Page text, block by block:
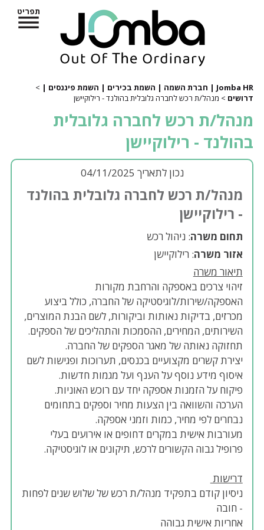
תפריט
Jomba HR | חברת השמה | השמת בכירים | השמת פיננסים |
>
דרושים > מנהל/ת רכש לחברה גלובלית בהולנד - רילוקיישן
מנהל/ת רכש לחברה גלובלית
בהולנד - רילוקיישן
נכון לתאריך 04/11/2025
מנהל/ת רכש לחברה גלובלית בהולנד
- רילוקיישן
תחום משרה: ניהול רכש
אזור משרה: רילוקיישן
תיאור משרה
זיהוי צרכים באספקה והרחבת מקורות
האספקה/שירות/לוגיסטיקה של החברה, כולל ביצוע
מכרזים, בדיקות נאותות וביקורות, לשם הבנת המוצרים,
השירותים, המחירים, ההסמכות והתהליכים של הספקים.
תחזוקה נאותה של מאגר הספקים של החברה.
יצירת קשרים מקצועיים בכנסים, תערוכות ופגישות לשם
איסוף מידע נוסף על הענף ועל מגמות חדשות.
פיקוח על הזמנות אספקה יחד עם רוכש האוניות.
הערכה והשוואה בין הצעות מחיר וספקים בתחומים
נבחרים לפי מחיר, כמות וזמני אספקה.
מעורבות אישית במקרים דחופים או אירועים בעלי
פרופיל גבוה הקשורים לרכש, תיקונים או לוגיסטיקה.
דרישות
ניסיון קודם בתפקיד מנהל/ת רכש של שלוש שנים לפחות
- חובה
אחריות אישית גבוהה